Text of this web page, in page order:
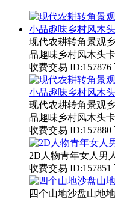
现代农耕转角景观
品趣味乡村风木头
收费交易 ID:157876
现代农耕转角景观
品趣味乡村风木头
收费交易 ID:157880
2D人物青年女人男
收费交易 ID:157851
四个山地沙盘山地